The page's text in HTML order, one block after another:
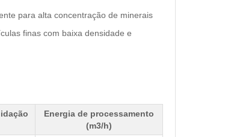
para alta concentração de minerais
finas com baixa densidade e
Energia de processamento
(m3/h)